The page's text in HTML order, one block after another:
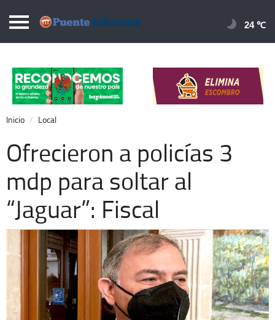
Puentelibre.mx
Local
Nacional
Opinión
Cronos
Economía
Espectáculos
Deportes
Extra +
24 ℃
Inicio Local
Ofrecieron a policías 3
mdp para soltar al
“Jaguar”: Fiscal